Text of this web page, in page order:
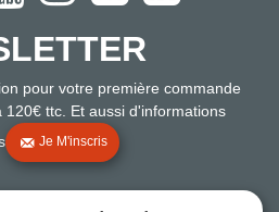
pour votre première commande
ttc. Et aussi d'informations
Je M'inscris